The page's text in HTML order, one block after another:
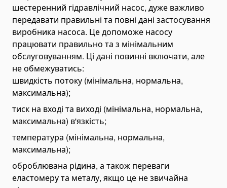
Промислові роботи
Б/у промислові роботи
Утилізатори і інсинератори
Агломераційні машини
Екструдери
Пресове устаткування і прес-перфоратори
Вібропреси
Пневматичні преси
Складське обладнання
Штабелери
Гідравлічні штабелери
Ручні штабелери
Візки складські
шестеренний гідравлічний насос, дуже важливо
передавати правильні та повні дані застосування
виробника насоса. Це допоможе насосу
працювати правильно та з мінімальним
обслуговуванням. Ці дані повинні включати, але
не обмежуватись:
швидкість потоку (мінімальна, нормальна,
максимальна);
тиск на вході та виході (мінімальна, нормальна,
максимальна) в'язкість;
температура (мінімальна, нормальна,
максимальна);
оброблювана рідина, а також переваги
еластомеру та металу, якщо це не звичайна